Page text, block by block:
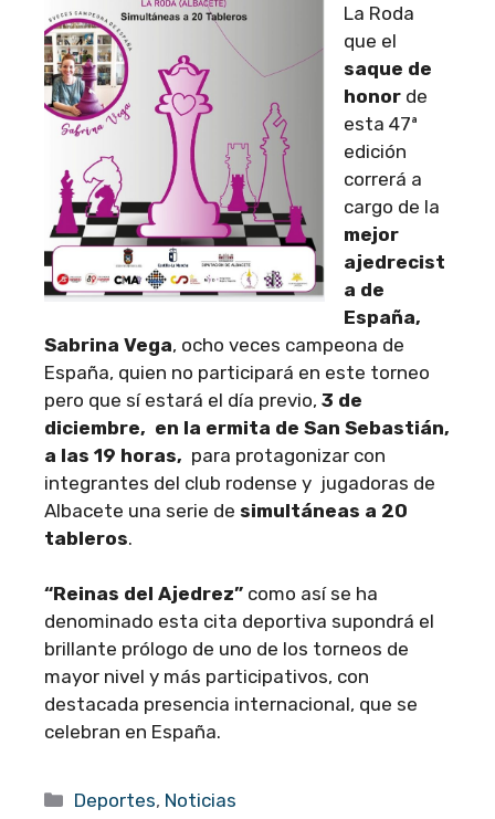
La Roda
que el
saque de
honor de
esta 47ª
edición
correrá a
cargo de la
mejor
ajedrecist
a de
España,
Sabrina Vega, ocho veces campeona de
España, quien no participará en este torneo
pero que sí estará el día previo, 3 de
diciembre, en la ermita de San Sebastián,
a las 19 horas, para protagonizar con
integrantes del club rodense y jugadoras de
Albacete una serie de simultáneas a 20
tableros.
“Reinas del Ajedrez” como así se ha
denominado esta cita deportiva supondrá el
brillante prólogo de uno de los torneos de
mayor nivel y más participativos, con
destacada presencia internacional, que se
celebran en España.
Categorías
Deportes, Noticias